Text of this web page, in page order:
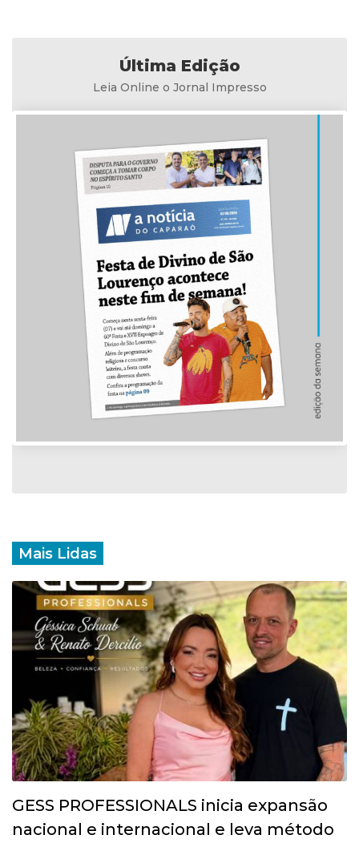
Última Edição
Leia Online o Jornal Impresso
Mais Lidas
GESS PROFESSIONALS inicia expansão
nacional e internacional e leva método